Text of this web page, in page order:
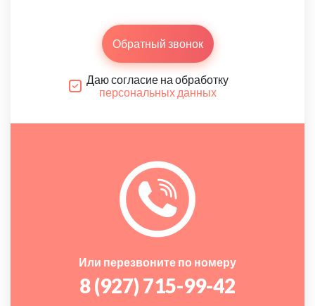
Обратный звонок
Даю согласие на обработку
персональных данных
Или перезвоните по номеру
8 (927) 715-99-42